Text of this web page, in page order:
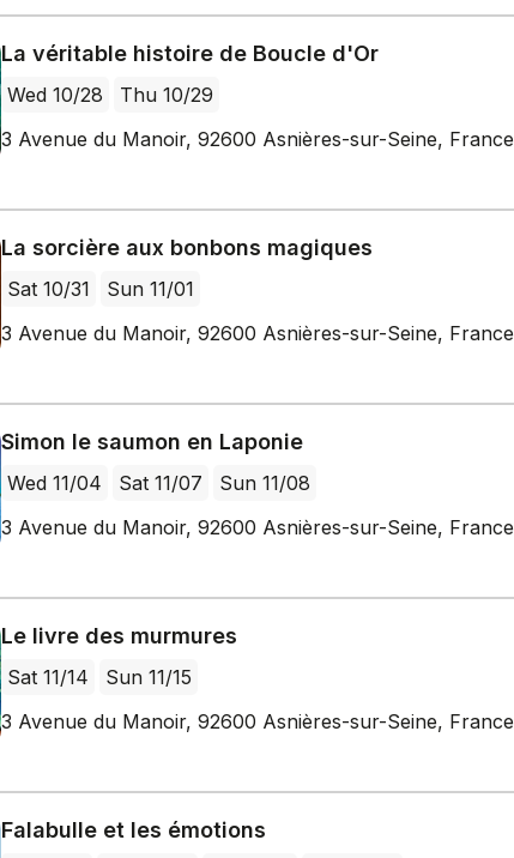
La véritable histoire de Boucle d'Or
Wed 10/28
Thu 10/29
3 Avenue du Manoir, 92600 Asnières-sur-Seine, France
La sorcière aux bonbons magiques
Sat 10/31
Sun 11/01
3 Avenue du Manoir, 92600 Asnières-sur-Seine, France
Simon le saumon en Laponie
Wed 11/04 Sat 11/07
Sun 11/08
3 Avenue du Manoir, 92600 Asnières-sur-Seine, France
Le livre des murmures
Sat 11/14
Sun 11/15
3 Avenue du Manoir, 92600 Asnières-sur-Seine, France
Falabulle et les émotions